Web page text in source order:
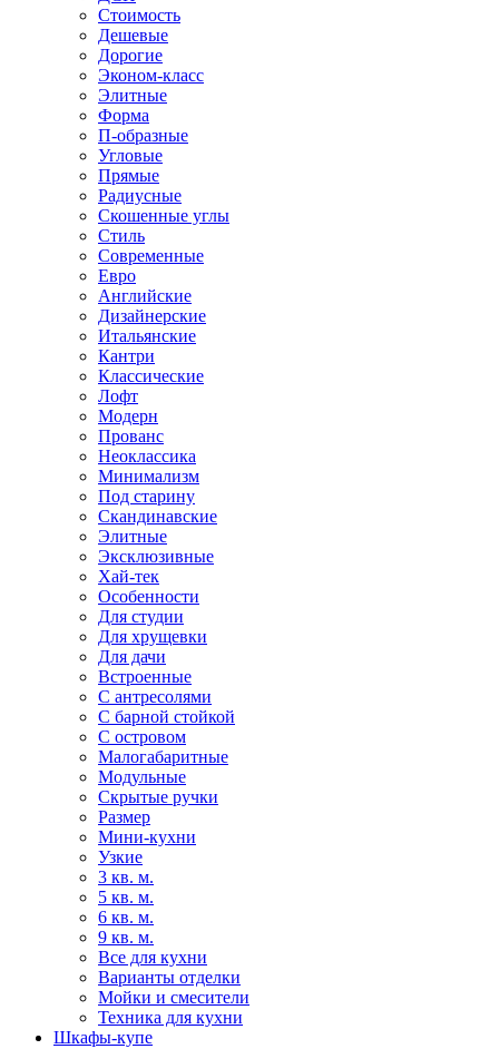
Стоимость
Дешевые
Дорогие
Эконом-класс
Элитные
Форма
П-образные
Угловые
Прямые
Радиусные
Скошенные углы
Стиль
Современные
Евро
Английские
Дизайнерские
Итальянские
Кантри
Классические
Лофт
Модерн
Прованс
Неоклассика
Минимализм
Под старину
Скандинавские
Элитные
Эксклюзивные
Хай-тек
Особенности
Для студии
Для хрущевки
Для дачи
Встроенные
С антресолями
С барной стойкой
С островом
Малогабаритные
Модульные
Скрытые ручки
Размер
Мини-кухни
Узкие
3 кв. м.
5 кв. м.
6 кв. м.
9 кв. м.
Все для кухни
Варианты отделки
Мойки и смесители
Техника для кухни
Шкафы-купе